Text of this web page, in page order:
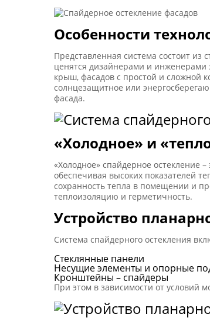
Особенности
Представленная система состоит
ценятся дизайнерами и инженерами
крыш, фасадов с простой и сложной
солнцезащитное или
фасада.
«Холодное» и
«Холодное» спайдерное остекление
обеспечивая высоких показателей
сохранность тепла в помещении и
теплоизоляцию и герметичность.
Устройство
Система спайдерного остекления
Стеклянные панели
Несущие элементы и опорные
Кронштейны – спайдеры
При этом в зависимости от условий